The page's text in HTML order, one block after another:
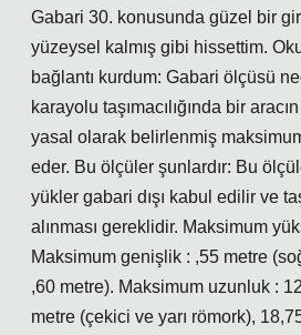
Gabari 30. konusunda güzel bir
yüzeysel kalmış gibi hissettim.
bağlantı kurdum: Gabari ölçüsü
karayolu taşımacılığında bir
yasal olarak belirlenmiş
eder. Bu ölçüler şunlardır: Bu
yükler gabari dışı kabul edilir ve
alınması gereklidir. Maksimum
Maksimum genişlik : ,55 metre
,60 metre). Maksimum uzunluk :
metre (çekici ve yarı römork),